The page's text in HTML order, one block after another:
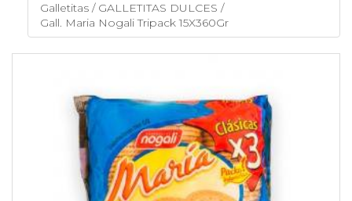
Galletitas / GALLETITAS DULCES /
Gall. Maria Nogali Tripack 15X360Gr